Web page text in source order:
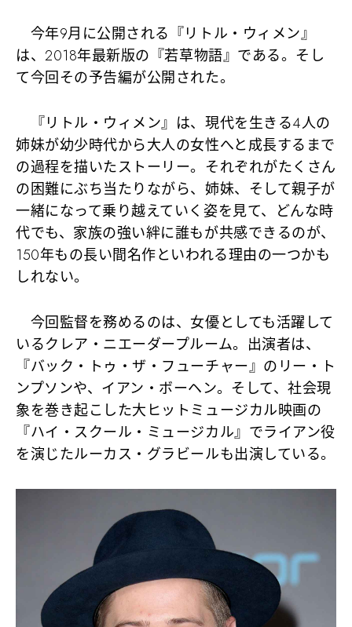
今年9月に公開される『リトル・ウィメン』
は、2018年最新版の『若草物語』である。そし
て今回その予告編が公開された。
『リトル・ウィメン』は、現代を生きる4人の
姉妹が幼少時代から大人の女性へと成長するまで
の過程を描いたストーリー。それぞれがたくさん
の困難にぶち当たりながら、姉妹、そして親子が
一緒になって乗り越えていく姿を見て、どんな時
代でも、家族の強い絆に誰もが共感できるのが、
150年もの長い間名作といわれる理由の一つかも
しれない。
今回監督を務めるのは、女優としても活躍して
いるクレア・ニエーダープルーム。出演者は、
『バック・トゥ・ザ・フューチャー』のリー・ト
ンプソンや、イアン・ボーヘン。そして、社会現
象を巻き起こした大ヒットミュージカル映画の
『ハイ・スクール・ミュージカル』でライアン役
を演じたルーカス・グラビールも出演している。